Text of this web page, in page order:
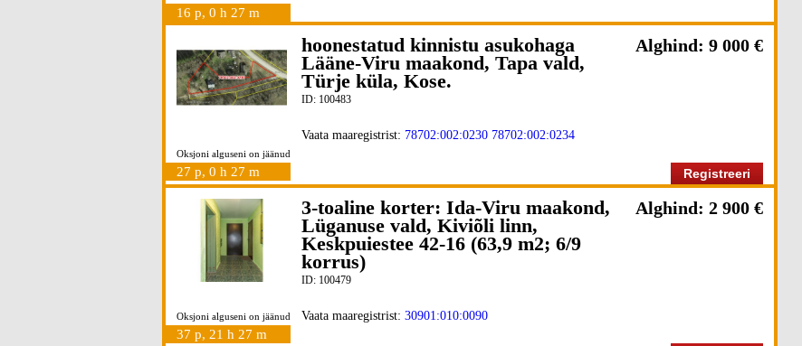
16 p, 0 h 27 m
Oksjoni alguseni on jäänud
27 p, 0 h 27 m
hoonestatud kinnistu asukohaga
Lääne-Viru maakond, Tapa vald,
Türje küla, Kose.
Alghind: 9 000 €
ID: 100483
Vaata maaregistrist: 78702:002:0230 78702:002:0234
Registreeri
Oksjoni alguseni on jäänud
37 p, 21 h 27 m
3-toaline korter: Ida-Viru maakond,
Lüganuse vald, Kiviõli linn,
Keskpuiestee 42-16 (63,9 m2; 6/9
korrus)
Alghind: 2 900 €
ID: 100479
Vaata maaregistrist: 30901:010:0090